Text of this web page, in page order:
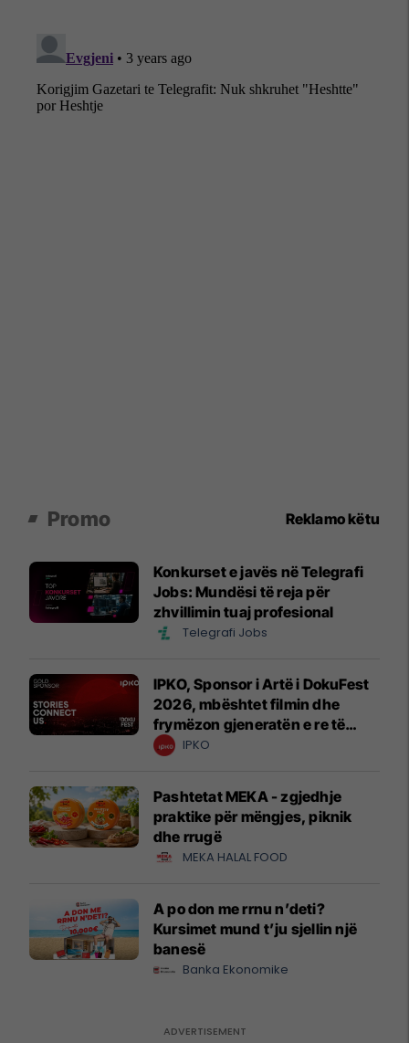
Promo Reklamo këtu
Konkurset e javës në Telegrafi
Jobs: Mundësi të reja për
zhvillimin tuaj profesional
Telegrafi Jobs
IPKO, Sponsor i Artë i DokuFest
2026, mbështet filmin dhe
frymëzon gjeneratën e re të
krijuesve
IPKO
Pashtetat MEKA - zgjedhje
praktike për mëngjes, piknik
dhe rrugë
MEKA HALAL FOOD
A po don me rrnu n’deti?
Kursimet mund t’ju sjellin një
banesë
Banka Ekonomike